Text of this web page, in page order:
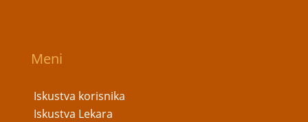
Meni
Iskustva korisnika
Iskustva Lekara